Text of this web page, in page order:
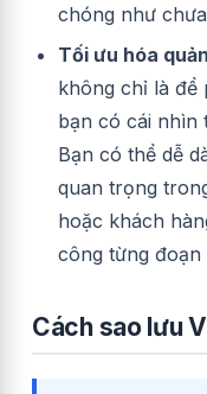
chóng như
Tối ưu hóa
không chỉ là để
bạn có cái nhìn
Bạn có thể dễ
quan trọng
hoặc khách
công từng
Cách sao lưu